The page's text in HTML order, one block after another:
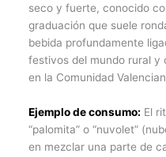
seco y fuerte, conocido
graduación que suele
bebida profundamente
festivos del mundo rural y
en la Comunidad
Ejemplo de consumo: El
“palomita” o “nuvolet”
en mezclar una parte de